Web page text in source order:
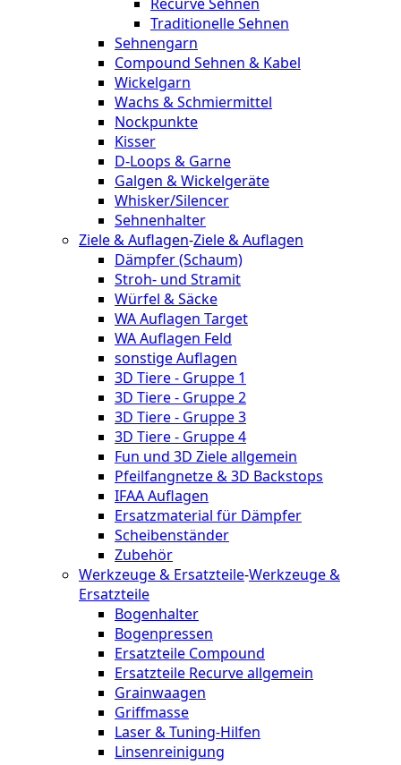
Traditionelle Sehnen
Sehnengarn
Compound Sehnen & Kabel
Wickelgarn
Wachs & Schmiermittel
Nockpunkte
Kisser
D-Loops & Garne
Galgen & Wickelgeräte
Whisker/Silencer
Sehnenhalter
Ziele & Auflagen-Ziele & Auflagen
Dämpfer (Schaum)
Stroh- und Stramit
Würfel & Säcke
WA Auflagen Target
WA Auflagen Feld
sonstige Auflagen
3D Tiere - Gruppe 1
3D Tiere - Gruppe 2
3D Tiere - Gruppe 3
3D Tiere - Gruppe 4
Fun und 3D Ziele allgemein
Pfeilfangnetze & 3D Backstops
IFAA Auflagen
Ersatzmaterial für Dämpfer
Scheibenständer
Zubehör
Werkzeuge & Ersatzteile-Werkzeuge &
Ersatzteile
Bogenhalter
Bogenpressen
Ersatzteile Compound
Ersatzteile Recurve allgemein
Grainwaagen
Griffmasse
Laser & Tuning-Hilfen
Linsenreinigung